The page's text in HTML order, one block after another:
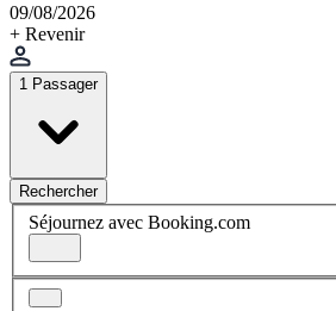
09/08/2026
+ Revenir
1 Passager
Rechercher
Séjournez avec Booking.com